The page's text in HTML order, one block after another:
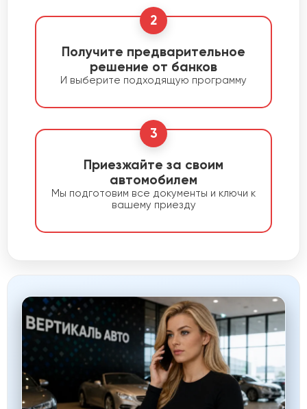
2
Получите предварительное
решение от банков
И выберите подходящую программу
3
Приезжайте за своим
автомобилем
Мы подготовим все документы и ключи к
вашему приезду